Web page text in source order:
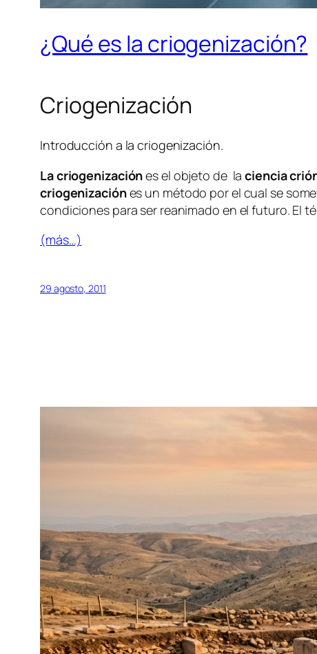
¿Qué es la criogenización?
Criogenización
Introducción a la criogenización.
La criogenizaciónes el objeto de laciencia
criogenizaciónes un método por el cual se
condiciones para ser reanimado en el futuro. El
(más…)
29 agosto, 2011